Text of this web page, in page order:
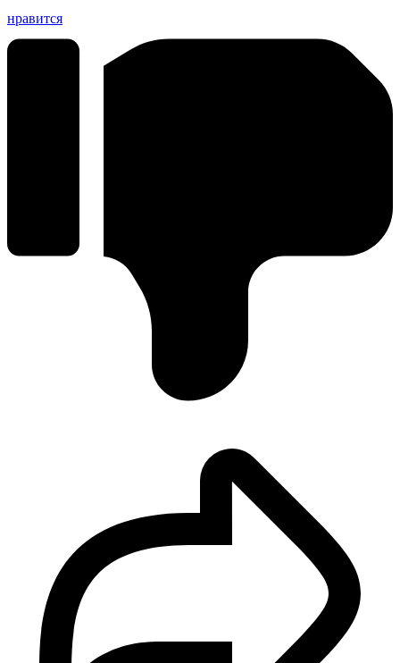
нравится